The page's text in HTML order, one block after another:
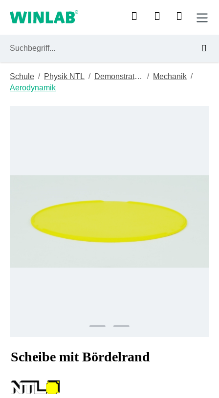
Zum Hauptinhalt springen
Schule / Physik NTL / Demonstrationsgeräte / Mechanik /
Aerodynamik
Scheibe mit Bördelrand